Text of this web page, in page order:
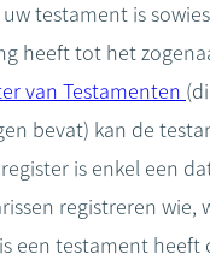
testament is
heeft tot het
van Testamenten
bevat) kan de
is enkel een
registreren wie,
een testament heeft